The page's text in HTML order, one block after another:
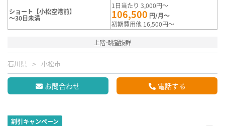
ショート【小松空港前】
～30日未満
1日当たり 3,000円～
106,500 円/月～
初期費用他 16,500円～
上階･眺望抜群
石川県 小松市
お問合わせ 電話する
割引キャンペーン